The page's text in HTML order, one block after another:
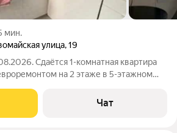
мин.
улица,19
Сдаётся 1-комнатная квартира
на 2 этаже в 5-этажном
В подъезде 1 лифт - 0
Чат